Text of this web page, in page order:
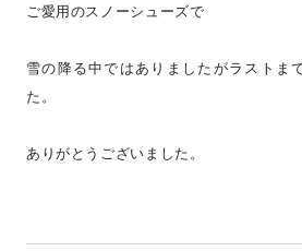
ご愛用のスノーシューズで
雪の降る中ではありましたがラストま
た。
ありがとうございました。